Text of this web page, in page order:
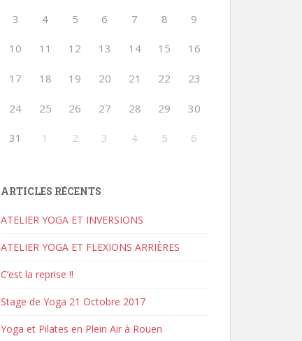
3 4 5 6 7 8 9
10 11 12 13 14 15 16
17 18 19 20 21 22 23
24 25 26 27 28 29 30
31 1 2 3 4 5 6
ARTICLES RÉCENTS
ATELIER YOGA ET INVERSIONS
ATELIER YOGA ET FLEXIONS ARRIÈRES
C’est la reprise !!
Stage de Yoga 21 Octobre 2017
Yoga et Pilates en Plein Air à Rouen